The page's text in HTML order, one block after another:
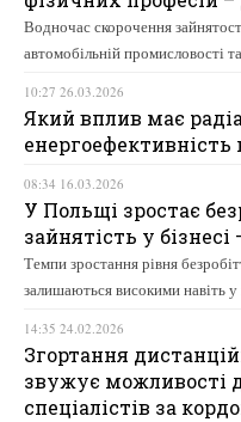
Водночас скорочення
автомобільній промисловості
10:27 26.03.2026
Який вплив має
енергоефективність
08:34 16.03.2026
У Польщі зростає
зайнятість у
Темпи зростання рівня
залишаються високими навіть
14:35 24.02.2026
Згортання
звужує можливості
спеціалістів за